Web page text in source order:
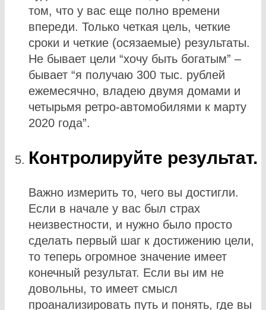
том, что у вас еще полно времени
впереди. Только четкая цель, четкие
сроки и четкие (осязаемые) результаты.
Не бывает цели “хочу быть богатым” –
бывает “я получаю 300 тыс. рублей
ежемесячно, владею двумя домами и
четырьмя ретро-автомобилями к марту
2020 года”.
Контролируйте результат.
Важно измерить то, чего вы достигли.
Если в начале у вас был страх
неизвестности, и нужно было просто
сделать первый шаг к достижению цели,
то теперь огромное значение имеет
конечный результат. Если вы им не
довольны, то имеет смысл
проанализировать путь и понять, где вы